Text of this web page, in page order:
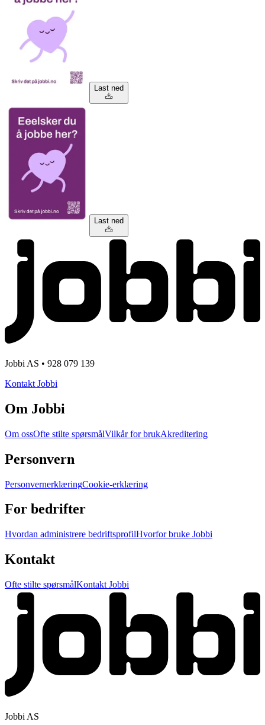
Last ned
Last ned
Jobbi AS • 928 079 139
Kontakt Jobbi
Om Jobbi
Om ossOfte stilte spørsmålVilkår for brukAkreditering
Personvern
PersonvernerklæringCookie-erklæring
For bedrifter
Hvordan administrere bedriftsprofilHvorfor bruke Jobbi
Kontakt
Ofte stilte spørsmålKontakt Jobbi
Jobbi AS